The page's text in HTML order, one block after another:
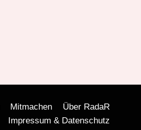
Mitmachen
Über RadaR
Impressum & Datenschutz